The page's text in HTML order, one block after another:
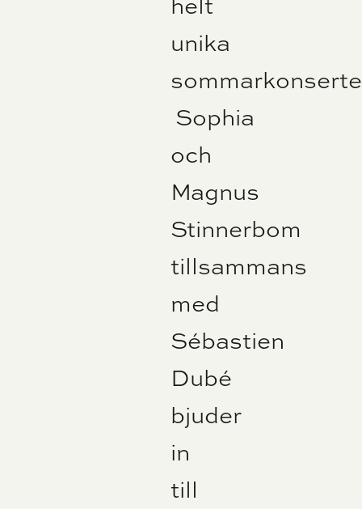
unika
Sophia
och
Magnus
Stinnerbom
tillsammans
med
Sébastien
Dubé
bjuder
in
till